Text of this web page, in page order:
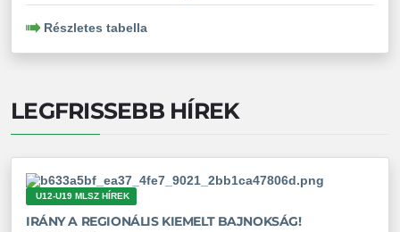
Részletes tabella
LEGFRISSEBB HÍREK
U12-U19 MLSZ HÍREK
IRÁNY A REGIONÁLIS KIEMELT BAJNOKSÁG!